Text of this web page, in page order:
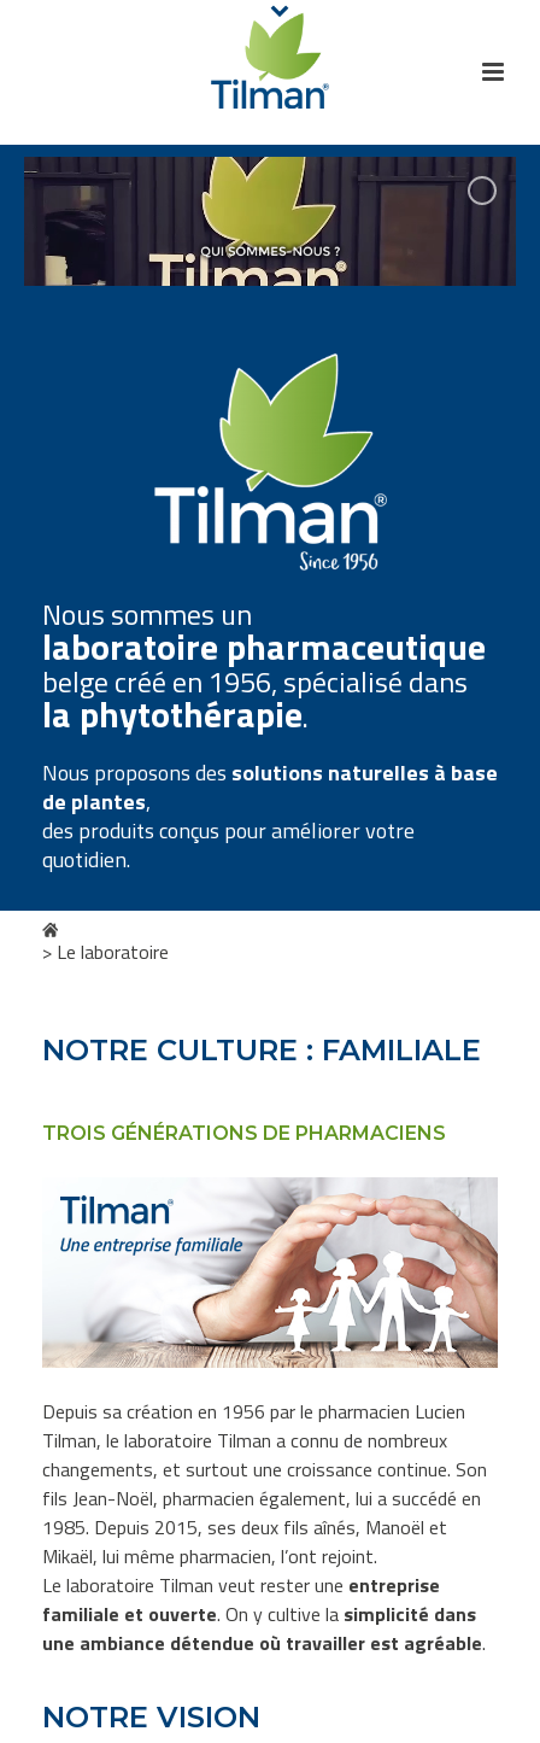
Nous sommes un
laboratoire pharmaceutique
belge créé en 1956, spécialisé dans
la phytothérapie.
Nous proposons des solutions naturelles à base
de plantes,
des produits conçus pour améliorer votre
quotidien.
> Le laboratoire
NOTRE CULTURE : FAMILIALE
TROIS GÉNÉRATIONS DE PHARMACIENS
Depuis sa création en 1956 par le pharmacien Lucien
Tilman, le laboratoire Tilman a connu de nombreux
changements, et surtout une croissance continue. Son
fils Jean-Noël, pharmacien également, lui a succédé en
1985. Depuis 2015, ses deux fils aînés, Manoël et
Mikaël, lui même pharmacien, l’ont rejoint.
Le laboratoire Tilman veut rester une entreprise
familiale et ouverte. On y cultive la simplicité dans
une ambiance détendue où travailler est agréable.
NOTRE VISION